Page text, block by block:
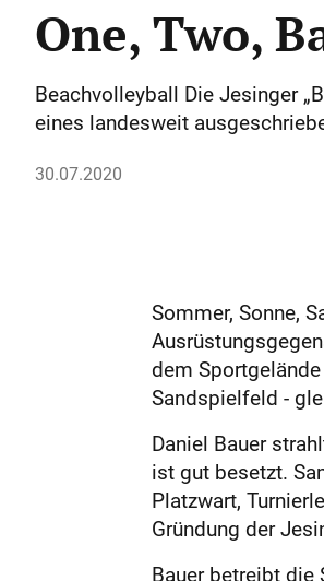
One, Two,
Beachvolleyball Die Jesinger
eines landesweit
30.07.2020
Sommer, Sonne,
dem
Sandspielfeld -
Daniel Bauer
ist gut besetzt.
Platzwart,
Gründung der
Bauer betreibt die